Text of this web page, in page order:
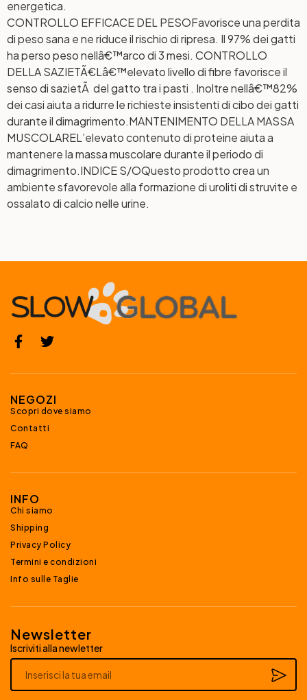
energetica.
CONTROLLO EFFICACE DEL PESOFavorisce una perdita
di peso sana e ne riduce il rischio di ripresa. Il 97% dei gatti
ha perso peso nellâ€™arco di 3 mesi. CONTROLLO
DELLA SAZIETÃ€Lâ€™elevato livello di fibre favorisce il
senso di sazietÃ del gatto tra i pasti . Inoltre nellâ€™82%
dei casi aiuta a ridurre le richieste insistenti di cibo dei gatti
durante il dimagrimento.MANTENIMENTO DELLA MASSA
MUSCOLAREL’elevato contenuto di proteine aiuta a
mantenere la massa muscolare durante il periodo di
dimagrimento.INDICE S/OQuesto prodotto crea un
ambiente sfavorevole alla formazione di uroliti di struvite e
ossalato di calcio nelle urine.
NEGOZI
Scopri dove siamo
Contatti
FAQ
INFO
Chi siamo
Shipping
Privacy Policy
Termini e condizioni
Info sulle Taglie
Newsletter
Iscriviti alla newletter